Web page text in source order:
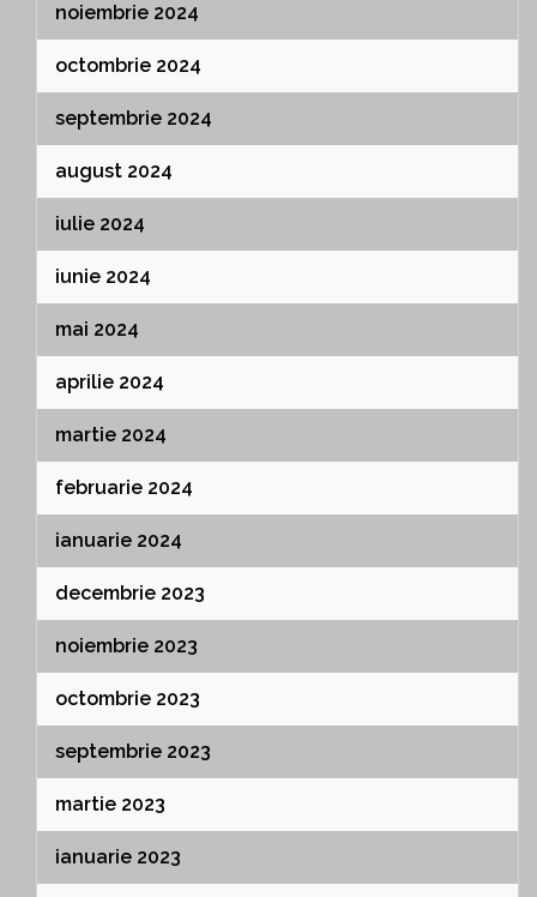
noiembrie 2024
octombrie 2024
septembrie 2024
august 2024
iulie 2024
iunie 2024
mai 2024
aprilie 2024
martie 2024
februarie 2024
ianuarie 2024
decembrie 2023
noiembrie 2023
octombrie 2023
septembrie 2023
martie 2023
ianuarie 2023